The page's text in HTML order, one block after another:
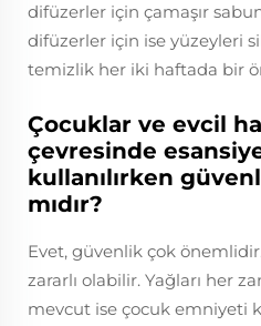
difüzerler için çamaşır
difüzerler için ise yüzeyleri
temizlik her iki haftada bir
Çocuklar ve evcil
çevresinde
kullanılırken
mıdır?
Evet, güvenlik çok
zararlı olabilir. Yağları her
mevcut ise çocuk emniyeti